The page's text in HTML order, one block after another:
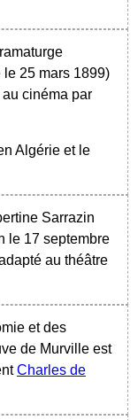
25 mars 1899)
cinéma par
Algérie et le
Sarrazin
le 17 septembre
au théâtre
et des
de Murville est
Charles de